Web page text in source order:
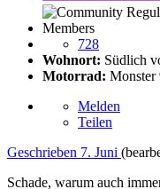
Members
728
Wohnort: Südlich
Motorrad: Monster
Melden
Teilen
Geschrieben 7. Juni
Schade, warum auch